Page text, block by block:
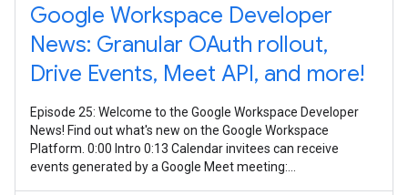
Google Workspace Developer
News: Granular OAuth rollout,
Drive Events, Meet API, and more!
Episode 25: Welcome to the Google Workspace Developer
News! Find out what's new on the Google Workspace
Platform. 0:00 Intro 0:13 Calendar invitees can receive
events generated by a Google Meet meeting: